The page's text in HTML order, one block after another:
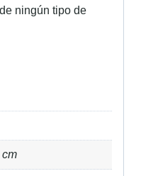
ningún tipo de
cm